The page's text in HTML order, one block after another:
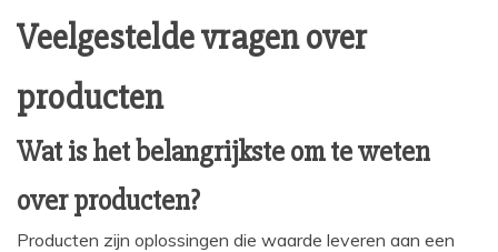
Veelgestelde vragen over
producten
Wat is het belangrijkste om te weten
over producten?
Producten zijn oplossingen die waarde leveren aan een